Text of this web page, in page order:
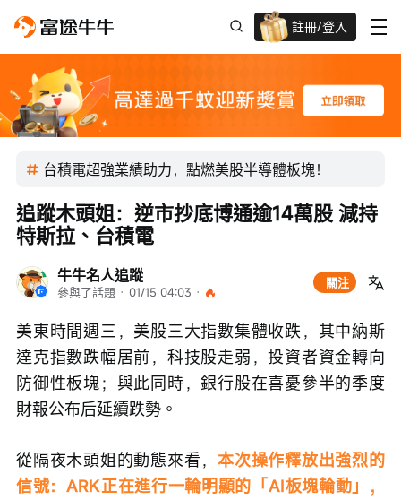
註冊/登入
台積電超強業績助力，點燃美股半導體板塊！
牛牛名人追蹤
參與了話題 · 01/15 04:03 ·
關注
追蹤木頭姐：逆市抄底博通逾14萬股 減持
特斯拉、台積電
美東時間週三，美股三大指數集體收跌，其中納斯
達克指數跌幅居前，科技股走弱，投資者資金轉向
防御性板塊；與此同時，銀行股在喜憂參半的季度
財報公布后延續跌勢。
從隔夜木頭姐的動態來看，本次操作釋放出強烈的
信號：ARK正在進行一輪明顯的「AI板塊輪動」，